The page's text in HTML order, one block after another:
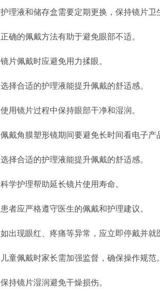
护理液和储存盒需要定期更换，保持镜片卫
正确的佩戴方法有助于避免眼部不适。
镜片佩戴时应避免用力揉眼。
选择合适的护理液能提升佩戴的舒适感。
使用镜片过程中保持眼部干净和湿润。
佩戴角膜塑形镜期间要避免长时间看电子产
选择合适的护理液能提升佩戴的舒适感。
科学护理帮助延长镜片使用寿命。
患者应严格遵守医生的佩戴和护理建议。
如出现眼红、疼痛等异常，应立即停戴并就
儿童佩戴时家长需加强监督，确保操作规范。
保持镜片湿润避免干燥损伤。